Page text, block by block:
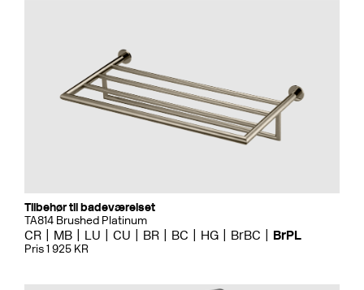
Tilbehør til badeværelset
TA814 Brushed Platinum
CR MB LU CU BR BC HG BrBC BrPL
Pris 1 925 KR